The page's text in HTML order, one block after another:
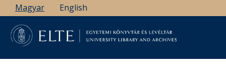
Ugrás
a
tartalomra
Magyar English